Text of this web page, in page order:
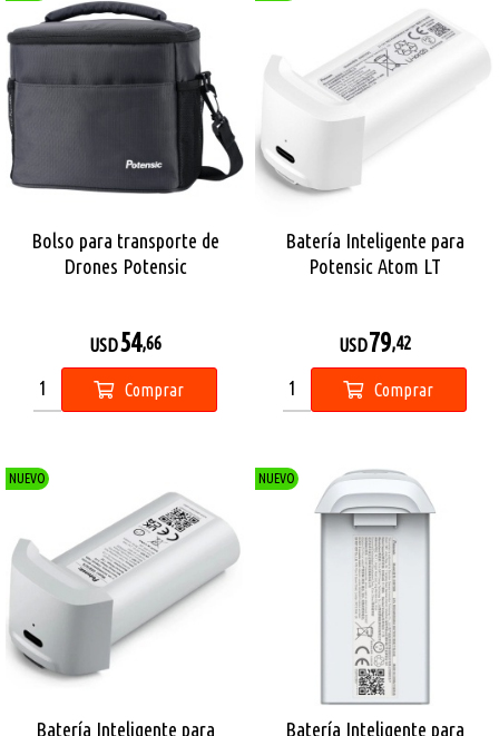
Bolso para transporte de
Drones Potensic
USD54,66
Comprar
Batería Inteligente para
Potensic Atom LT
USD79,42
Comprar
NUEVO
Batería Inteligente para
NUEVO
Batería Inteligente para